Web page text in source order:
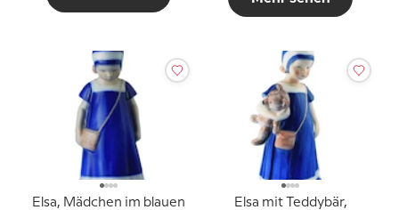
Elsa, Mädchen im blauen
Elsa mit Teddybär,